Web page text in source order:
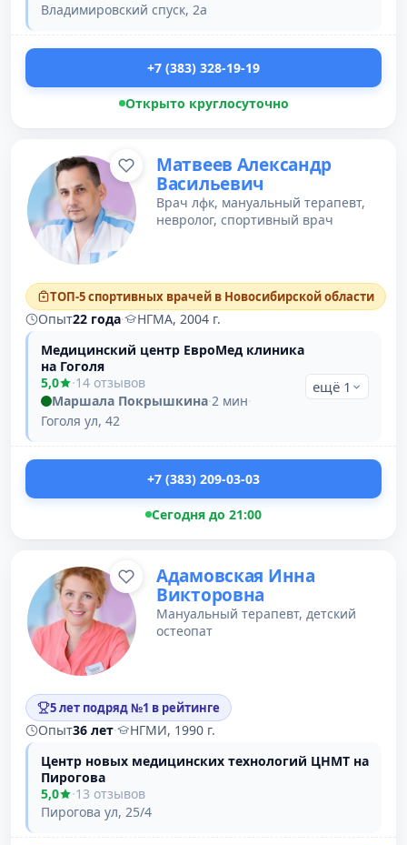
Владимировский спуск, 2а
+7 (383) 328-19-19
Открыто круглосуточно
Матвеев Александр
Васильевич
Врач лфк, мануальный терапевт,
невролог, спортивный врач
ТОП-5 спортивных врачей в Новосибирской области
Опыт22 года·
НГМА, 2004 г.
Медицинский центр ЕвроМед клиника
на Гоголя
5,0
·14 отзывов
Маршала Покрышкина·2 мин·
Гоголя ул, 42
ещё 1
+7 (383) 209-03-03
Сегодня до 21:00
Адамовская Инна
Викторовна
Мануальный терапевт, детский
остеопат
5 лет подряд №1 в рейтинге
Опыт36 лет·
НГМИ, 1990 г.
Центр новых медицинских технологий ЦНМТ на
Пирогова
5,0
·13 отзывов
Пирогова ул, 25/4